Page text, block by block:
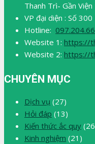
Thanh Trì- Gần
VP đại diện : Số
Hotline:
Website 1: https://
Website 2: https://
CHUYÊN MỤC
Dịch vụ (27)
Hỏi đáp (13)
Kiến thức ắc quy
Kinh nghiệm (21)